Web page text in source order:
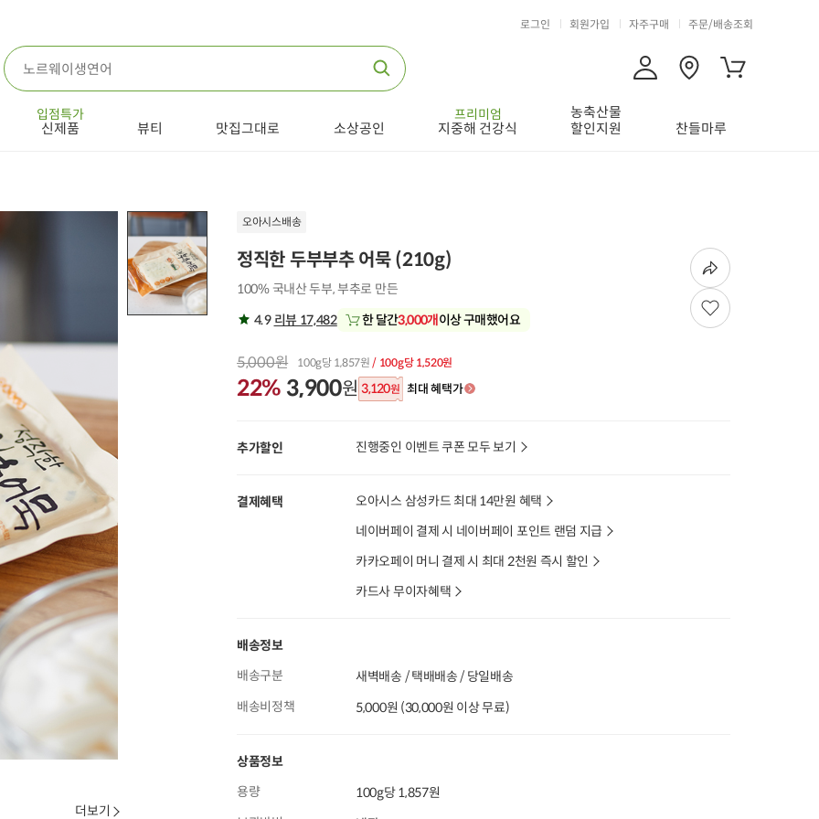
로그인 회원가입 자주구매 주문/배송조회
입점특가
신제품 뷰티 맛집그대로 소상공인
프리미엄
지중해 건강식
농축산물
할인지원
찬들마루
더보기
오아시스배송
정직한 두부부추 어묵 (210g)
100% 국내산 두부, 부추로 만든
4.9 리뷰 17,482 한 달간3,000개이상 구매했어요
5,000원 100g당 1,857원 / 100g당 1,520원
22% 3,900원 3,120원 최대 혜택가
추가할인 진행중인 이벤트 쿠폰 모두 보기
결제혜택
오아시스 삼성카드 최대 14만원 혜택
네이버페이 결제 시 네이버페이 포인트 랜덤 지급
카카오페이 머니 결제 시 최대 2천원 즉시 할인
카드사 무이자혜택
배송정보
배송구분
새벽배송 / 택배배송 / 당일배송
배송비정책
5,000원 (30,000원 이상 무료)
상품정보
용량
100g당 1,857원